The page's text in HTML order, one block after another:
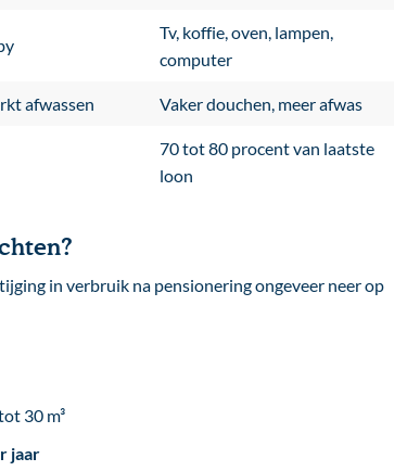
Tv, koffie, oven, lampen,
computer
afwassen Vaker douchen, meer afwas
70 tot 80 procent van laatste
loon
in verbruik na pensionering ongeveer neer op
30 m³
jaar